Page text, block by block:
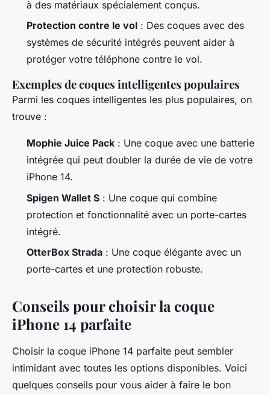
à des matériaux spécialement conçus.
Protection contre le vol : Des coques avec des
systèmes de sécurité intégrés peuvent aider à
protéger votre téléphone contre le vol.
Exemples de coques intelligentes populaires
Parmi les coques intelligentes les plus populaires, on
trouve :
Mophie Juice Pack : Une coque avec une batterie
intégrée qui peut doubler la durée de vie de votre
iPhone 14.
Spigen Wallet S : Une coque qui combine
protection et fonctionnalité avec un porte-cartes
intégré.
OtterBox Strada : Une coque élégante avec un
porte-cartes et une protection robuste.
Conseils pour choisir la coque
iPhone 14 parfaite
Choisir la coque iPhone 14 parfaite peut sembler
intimidant avec toutes les options disponibles. Voici
quelques conseils pour vous aider à faire le bon